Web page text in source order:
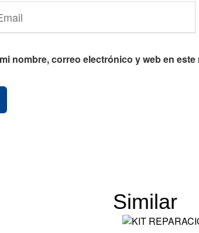
nombre, correo electrónico y web en
Similar